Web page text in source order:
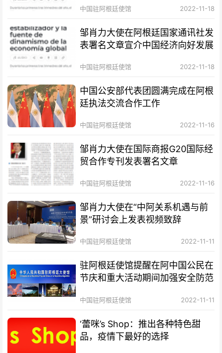
中国驻阿根廷使馆 2022-11-18
邹肖力大使在阿根廷国家通讯社发
表署名文章宣介中国经济向好发展
中国驻阿根廷使馆 2022-11-18
中国公安部代表团圆满完成在阿根
廷执法交流合作工作
中国驻阿根廷使馆 2022-11-16
邹肖力大使在国际商报G20国际经
贸合作专刊发表署名文章
中国驻阿根廷使馆 2022-11-16
邹肖力大使在“中阿关系机遇与前
景”研讨会上发表视频致辞
中国驻阿根廷使馆 2022-11-11
驻阿根廷使馆提醒在阿中国公民在
节庆和重大活动期间加强安全防范
中国驻阿根廷使馆 2022-11-11
‘蕾咪’s Shop：推出各种特色甜
品，疫情下最好的选择